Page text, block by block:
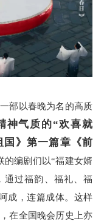
部以春晚为名的高质
神气质的“欢喜就
国》第一篇章《前
的编剧们以“福建女婿
通过福韵、福礼、福
成，连篇成体。这样
在全国晚会历史上亦